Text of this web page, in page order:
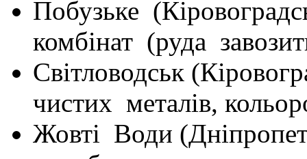
Побузьке
комбінат (руда
Світловодськ
чистих металів,
Жовті Води